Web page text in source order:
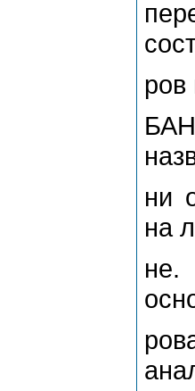
ров
ни
на
не.